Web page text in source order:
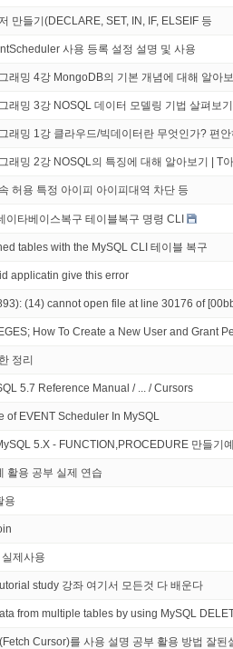
만들기(DECLARE, SET, IN, IF, ELSEIF 등
사용 등록 설정 설명 및 사용
래밍 4강 MongoDB의 기본 개념에 대해 알아
래밍 3강 NOSQL 데이터 모델링 기법 살펴보
래밍 1강 클라우드/빅데이터란 무엇인가? 편안
래밍 2강 NOSQL의 특징에 대해 알아보기 | T
허용 특정 아이피 아이피대역 차단 등
이타베이스복구 테이블복구 명령 CLI
tables with the MySQL CLI 테이블 복구
applicatin give this error
(14) cannot open file at line 30176 of
How To Create a New User and Grant
정리
5.7 Reference Manual / ... / Cursors
of EVENT Scheduler In MySQL
5.X - FUNCTION,PROCEDURE 만들기
활용 공부 실제 연습
용
제사용
study 강좌 여기서 모든것 다 배운다
from multiple tables by using MySQL
Cursor)를 사용 설명 공부 활용 방법 잘된